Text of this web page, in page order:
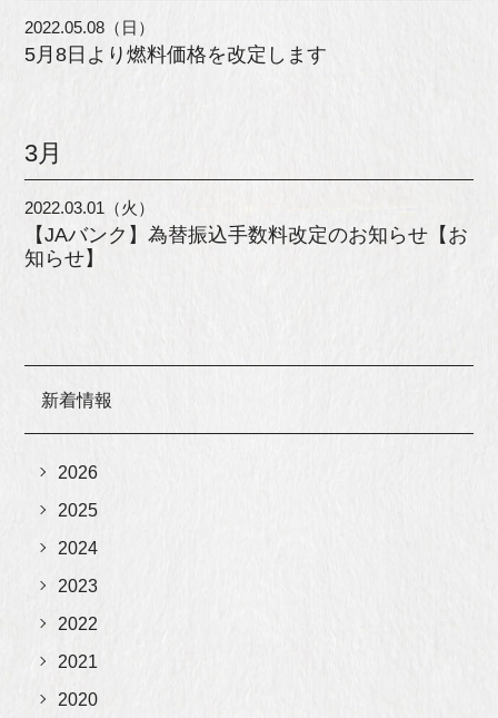
2022.05.08（日）
5月8日より燃料価格を改定します
3月
2022.03.01（火）
【JAバンク】為替振込手数料改定のお知らせ【お
知らせ】
新着情報
2026
2025
2024
2023
2022
2021
2020